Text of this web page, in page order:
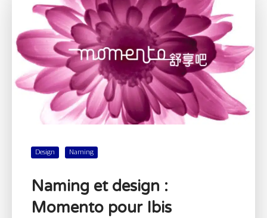
Design Naming
Naming et design :
Momento pour Ibis